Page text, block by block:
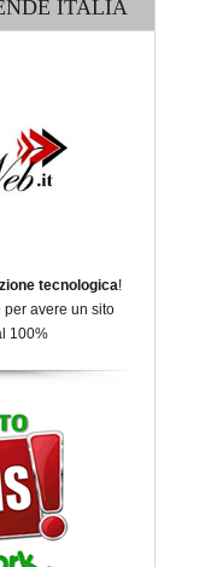
ITALIA
tecnologica!
per avere un sito
100%